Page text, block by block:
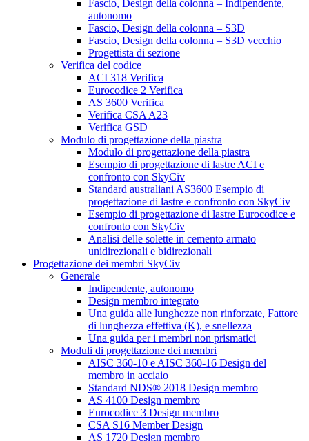
Fascio, Design della colonna – Indipendente,
autonomo
Fascio, Design della colonna – S3D
Fascio, Design della colonna – S3D vecchio
Progettista di sezione
Verifica del codice
ACI 318 Verifica
Eurocodice 2 Verifica
AS 3600 Verifica
Verifica CSA A23
Verifica GSD
Modulo di progettazione della piastra
Modulo di progettazione della piastra
Esempio di progettazione di lastre ACI e
confronto con SkyCiv
Standard australiani AS3600 Esempio di
progettazione di lastre e confronto con SkyCiv
Esempio di progettazione di lastre Eurocodice e
confronto con SkyCiv
Analisi delle solette in cemento armato
unidirezionali e bidirezionali
Progettazione dei membri SkyCiv
Generale
Indipendente, autonomo
Design membro integrato
Una guida alle lunghezze non rinforzate, Fattore
di lunghezza effettiva (K), e snellezza
Una guida per i membri non prismatici
Moduli di progettazione dei membri
AISC 360-10 e AISC 360-16 Design del
membro in acciaio
Standard NDS® 2018 Design membro
AS 4100 Design membro
Eurocodice 3 Design membro
CSA S16 Member Design
AS 1720 Design membro